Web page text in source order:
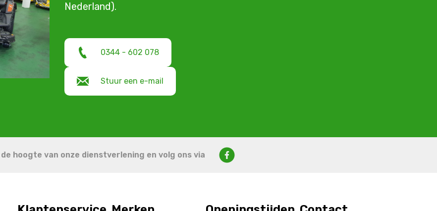
Nederland).
0344 - 602 078
Stuur een e-mail
hoogte van onze dienstverlening en volg ons via